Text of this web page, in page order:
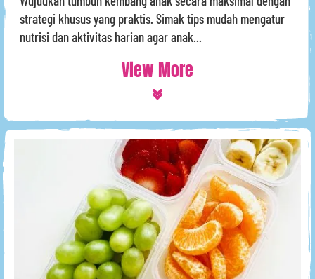
strategi khusus yang praktis. Simak tips mudah mengatur
nutrisi dan aktivitas harian agar anak...
View More